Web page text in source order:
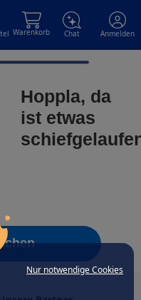
Nur notwendige Cookies
Warenkorb Chat Anmelden
Hoppla, da
ist etwas